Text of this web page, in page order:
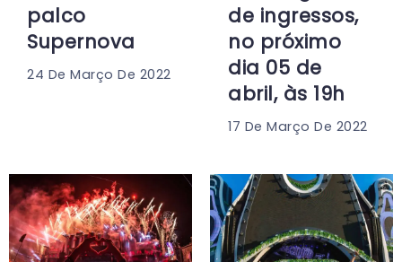
palco
Supernova
24 De Março De 2022
de ingressos,
no próximo
dia 05 de
abril, às 19h
17 De Março De 2022